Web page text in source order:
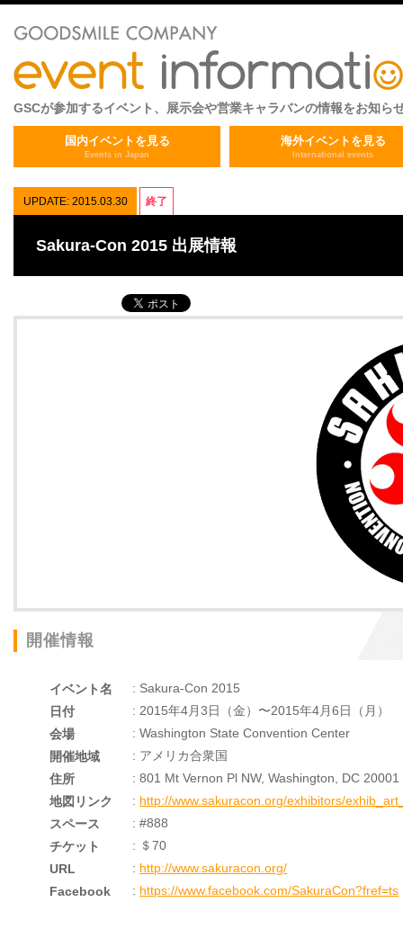
GSCが参加するイベント、展示会や営業キャラバンの情報をお知ら
国内イベントを見る
Events in Japan
海外イベントを見る
International events
UPDATE: 2015.03.30 終了
Sakura-Con 2015 出展情報
開催情報
イベント名
: Sakura-Con 2015
日付
: 2015年4月3日（金）〜2015年4月6日（月）
会場
: Washington State Convention Center
開催地域
: アメリカ合衆国
住所
: 801 Mt Vernon Pl NW, Washington, DC 20001
地図リンク
: http://www.sakuracon.org/exhibitors/
スペース
: #888
チケット
: ＄70
URL
: http://www.sakuracon.org/
Facebook
: https://www.facebook.com/SakuraCon?fref=ts